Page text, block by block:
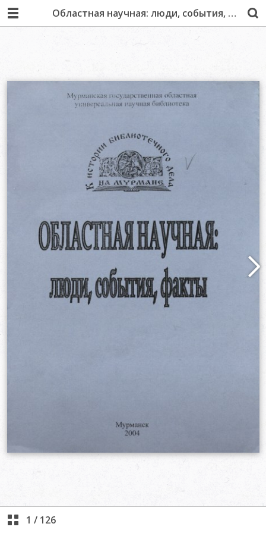
Областная научная: люди, события, факты : сборник материалов / Мурм. гос. обл. универс. науч. б-ка. – Мурманск : МГОУНБ, 2004.
1 / 126